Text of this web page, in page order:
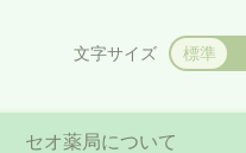
セオ薬局について
文字サイズ 標準